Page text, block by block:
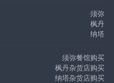
须弥
枫丹
纳塔
须弥餐馆购买
枫丹杂货店购买
纳塔杂货店购买